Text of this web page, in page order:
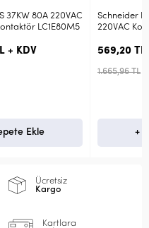
Schneider Easy 4KW 3P 9A 1NK
220VAC Kontaktör LC1E0901M5
569,20 TL + KDV
Ücretsiz
Kargo
Kartlara